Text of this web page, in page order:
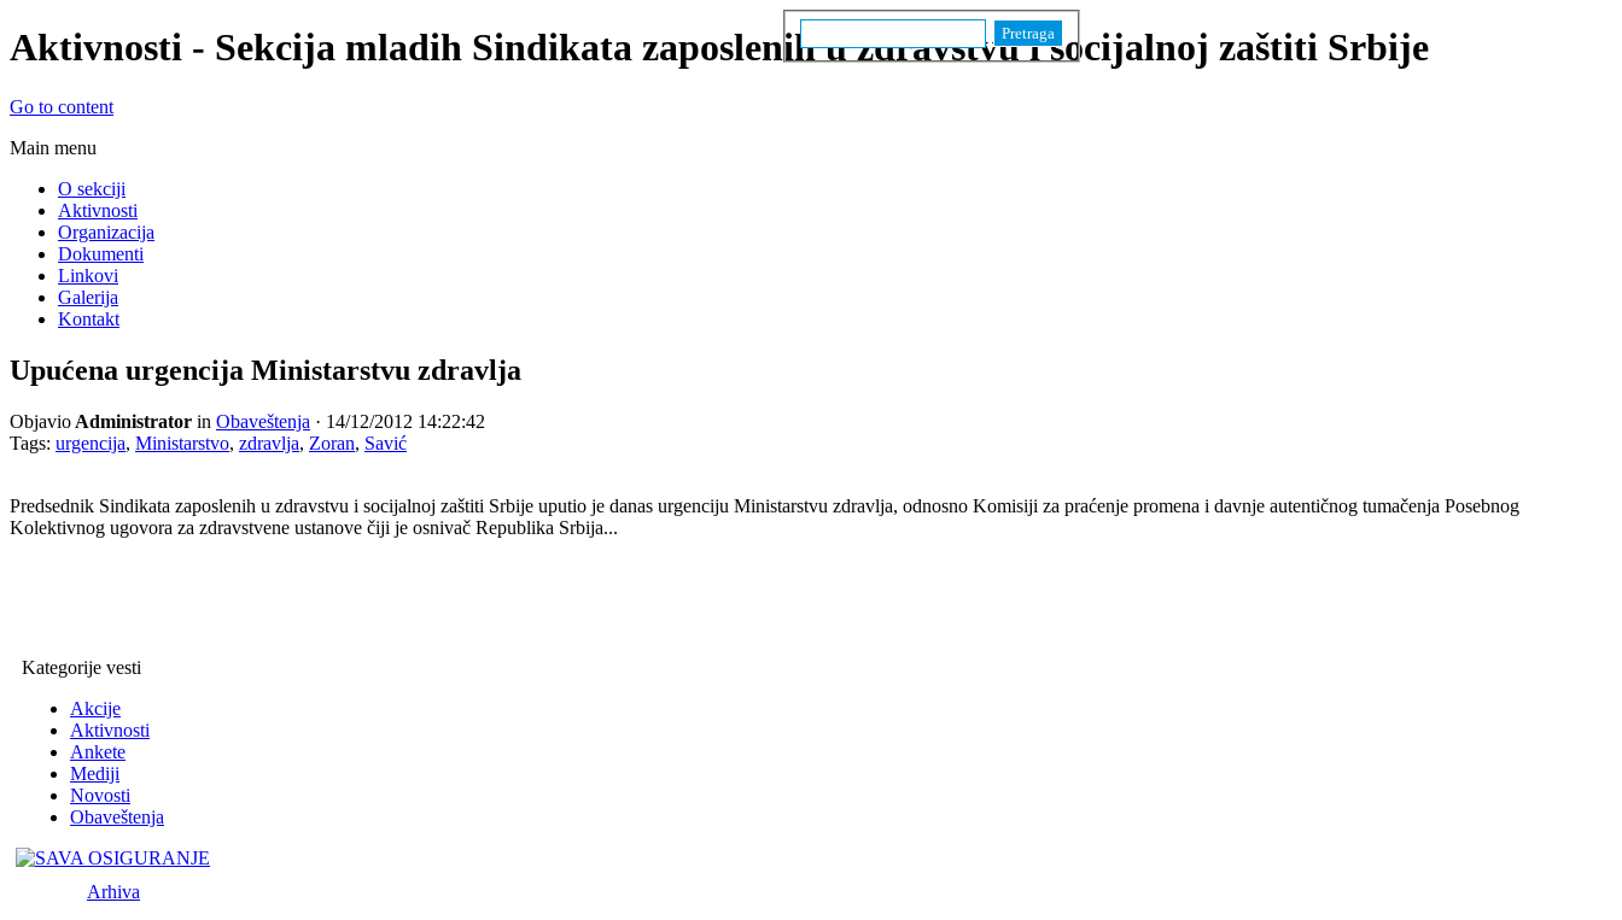
Aktivnosti - Sekcija mladih Sindikata zaposlenih u zdravstvu i socijalnoj zaštiti Srbije
Pretraga
Go to content
Main menu
O sekciji
Aktivnosti
Organizacija
Dokumenti
Linkovi
Galerija
Kontakt
Upućena urgencija Ministarstvu zdravlja
Objavio Administrator in Obaveštenja · 14/12/2012 14:22:42
Tags: urgencija, Ministarstvo, zdravlja, Zoran, Savić
Predsednik Sindikata zaposlenih u zdravstvu i socijalnoj zaštiti Srbije uputio je danas urgenciju Ministarstvu zdravlja, odnosno Komisiji za praćenje promena i davnje autentičnog tumačenja Posebnog
Kolektivnog ugovora za zdravstvene ustanove čiji je osnivač Republika Srbija...
Kategorije vesti
Akcije
Aktivnosti
Ankete
Mediji
Novosti
Obaveštenja
Arhiva
© Sekcija mladih Sindikata zaposlenih u
zdravstvu i socijalnoj zaštiti Srbije 2012/2017